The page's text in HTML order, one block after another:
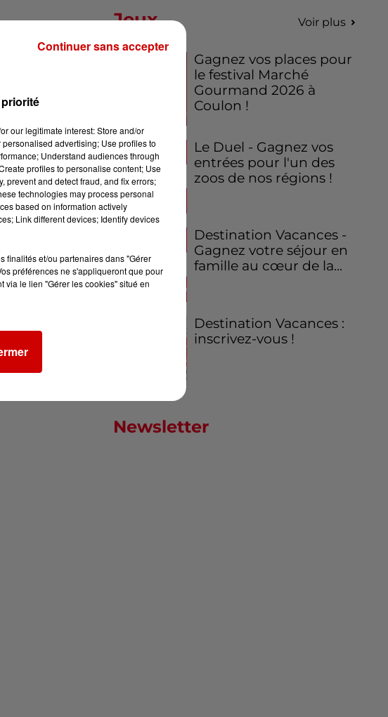
Jeux Voir plus
Gagnez vos places pour
le festival Marché
Gourmand 2026 à
Coulon !
Le Duel - Gagnez vos
entrées pour l'un des
zoos de nos régions !
Destination Vacances -
Gagnez votre séjour en
famille au cœur de la...
Destination Vacances :
inscrivez-vous !
Newsletter
our legitimate interest: Store and/or
advertising; Use profiles to
Understand audiences through
profiles to personalise content; Use
prevent and detect fraud, and fix errors;
technologies may process personal
based on information actively
Link different devices; Identify devices
finalités et/ou partenaires dans "Gérer
préférences ne s'appliqueront que pour
via le lien "Gérer les cookies" situé en
Continuer sans accepter